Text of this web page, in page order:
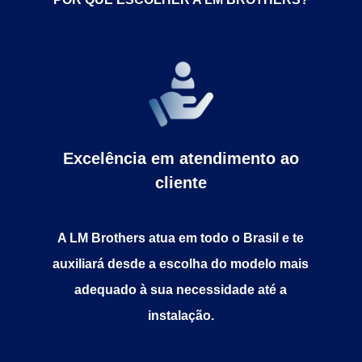
Excelência em atendimento ao
cliente
A LM Brothers atua em todo o Brasil e te
auxiliará desde a escolha do modelo mais
adequado à sua necessidade até a
instalação.